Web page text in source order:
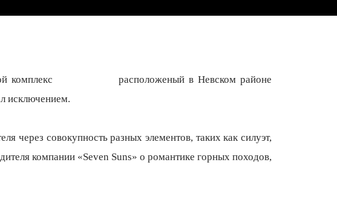
комплекс
расположеный в Невском районе
исключением.
через совокупность разных элементов, таких как силуэт,
компании «Seven Suns» о романтике горных походов,